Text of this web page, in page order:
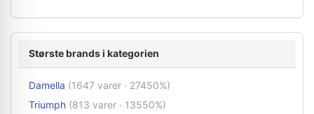
Største brands i kategorien
Damella (1647 varer · 27450%)
Triumph (813 varer · 13550%)